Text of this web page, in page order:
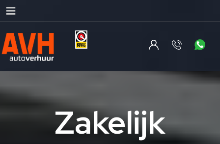
Zakelijk